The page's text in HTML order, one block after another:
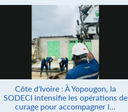
Côte d'Ivoire : À Yopougon, la
SODECI intensifie les opérations de
curage pour accompagner l...